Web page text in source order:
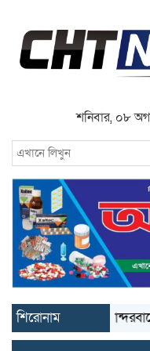
শনিবার, ০৮
শিরোনাম বান্দরবানে ৩